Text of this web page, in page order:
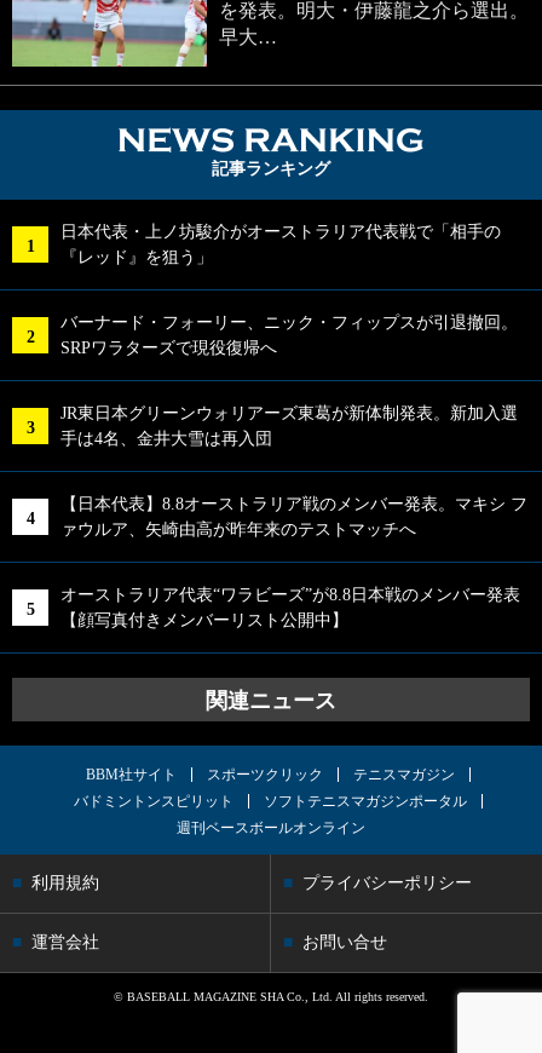
を発表。明大・伊藤龍之介ら選出。
早大…
記事ランキング
日本代表・上ノ坊駿介がオーストラリア代表戦で「相手の
『レッド』を狙う」
バーナード・フォーリー、ニック・フィップスが引退撤回。
SRPワラターズで現役復帰へ
JR東日本グリーンウォリアーズ東葛が新体制発表。新加入選
手は4名、金井大雪は再入団
【日本代表】8.8オーストラリア戦のメンバー発表。マキシ フ
ァウルア、矢崎由高が昨年来のテストマッチへ
オーストラリア代表“ワラビーズ”が8.8日本戦のメンバー発表
【顔写真付きメンバーリスト公開中】
関連ニュース
BBM社サイト スポーツクリック
テニスマガジン
バドミントンスピリット
ソフトテニスマガジンポータル
週刊ベースボールオンライン
利用規約 プライバシーポリシー
運営会社 お問い合せ
© BASEBALL MAGAZINE SHA Co., Ltd. All rights reserved.